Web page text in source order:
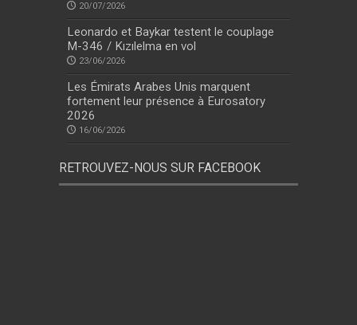
20/07/2026
Leonardo et Baykar testent le couplage
M-346 / Kızılelma en vol
23/06/2026
Les Émirats Arabes Unis marquent
fortement leur présence à Eurosatory
2026
16/06/2026
RETROUVEZ-NOUS SUR FACEBOOK